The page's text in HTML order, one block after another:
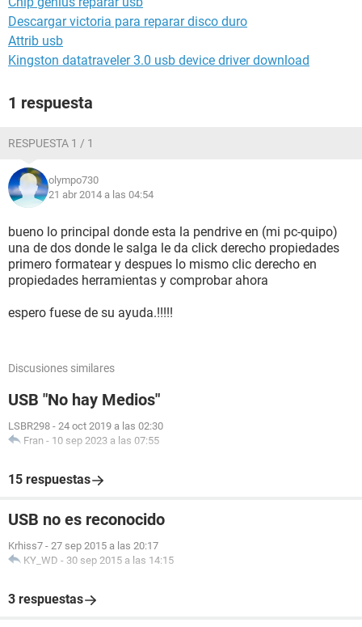
Descargar victoria para reparar disco duro
Attrib usb
Kingston datatraveler 3.0 usb device driver download
1 respuesta
RESPUESTA 1 / 1
olympo730
21 abr 2014 a las 04:54
bueno lo principal donde esta la pendrive en (mi pc-quipo)
una de dos donde le salga le da click derecho propiedades
primero formatear y despues lo mismo clic derecho en
propiedades herramientas y comprobar ahora
espero fuese de su ayuda.!!!!!
Discusiones similares
USB "No hay Medios"
LSBR298 - 24 oct 2019 a las 02:30
Fran - 10 sep 2023 a las 07:55
15 respuestas
USB no es reconocido
Krhiss7 - 27 sep 2015 a las 20:17
KY_WD - 30 sep 2015 a las 14:15
3 respuestas